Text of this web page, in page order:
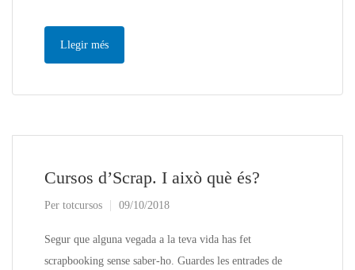
Llegir més
Cursos d’Scrap. I això què és?
Per totcursos 09/10/2018
Segur que alguna vegada a la teva vida has fet
scrapbooking sense saber-ho. Guardes les entrades de